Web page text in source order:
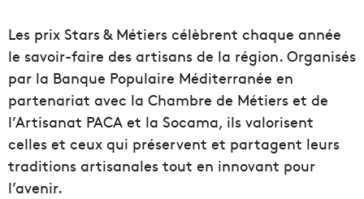
Les prix Stars & Métiers célèbrent chaque année
le savoir-faire des artisans de la région. Organisés
par la Banque Populaire Méditerranée en
partenariat avec la Chambre de Métiers et de
l’Artisanat PACA et la Socama, ils valorisent
celles et ceux qui préservent et partagent leurs
traditions artisanales tout en innovant pour
l’avenir.